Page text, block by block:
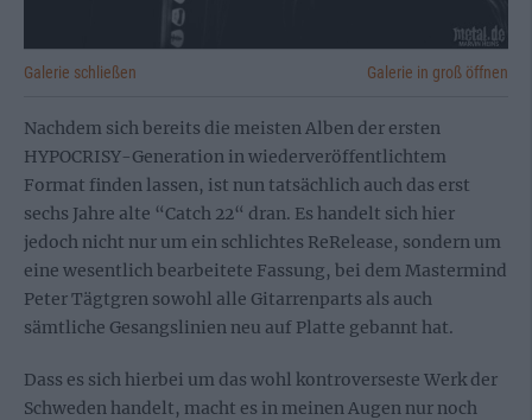
Galerie schließen Galerie in groß öffnen
Nachdem sich bereits die meisten Alben der ersten
HYPOCRISY-Generation in wiederveröffentlichtem
Format finden lassen, ist nun tatsächlich auch das erst
sechs Jahre alte “Catch 22“ dran. Es handelt sich hier
jedoch nicht nur um ein schlichtes ReRelease, sondern um
eine wesentlich bearbeitete Fassung, bei dem Mastermind
Peter Tägtgren sowohl alle Gitarrenparts als auch
sämtliche Gesangslinien neu auf Platte gebannt hat.
Dass es sich hierbei um das wohl kontroverseste Werk der
Schweden handelt, macht es in meinen Augen nur noch